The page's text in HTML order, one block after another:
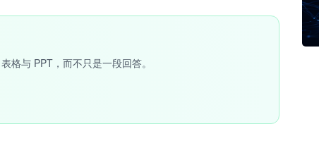
格与 PPT，而不只是一段回答。